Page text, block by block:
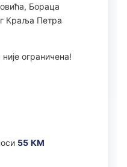
Бораца
Краља Петра
ограничена!
55 КМ